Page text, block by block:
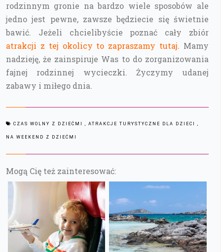
rodzinnym gronie na bardzo wiele sposobów ale
jedno jest pewne, zawsze będziecie się świetnie
bawić. Jeżeli chcielibyście poznać cały zbiór
atrakcji z tej okolicy to zapraszamy tutaj. Mamy
nadzieję, że zainspiruje Was to do zorganizowania
fajnej rodzinnej wycieczki. Życzymy udanej
zabawy i miłego dnia.
CZAS WOLNY Z DZIEĆMI , ATRAKCJE TURYSTYCZNE DLA DZIECI ,
NA WEEKEND Z DZIEĆMI
Mogą Cię też zainteresować: